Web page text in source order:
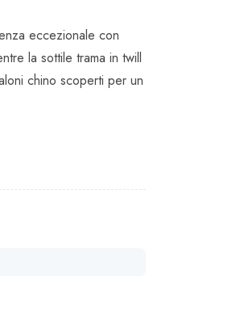
eccezionale con
la sottile trama in twill
chino scoperti per un